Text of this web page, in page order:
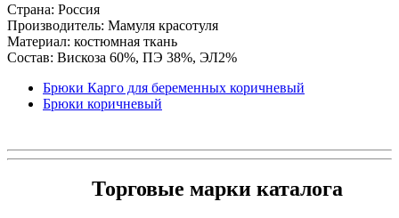
Страна: Россия
Производитель: Мамуля красотуля
Материал: костюмная ткань
Состав: Вискоза 60%, ПЭ 38%, ЭЛ2%
Брюки Карго для беременных коричневый
Брюки коричневый
Торговые марки каталога